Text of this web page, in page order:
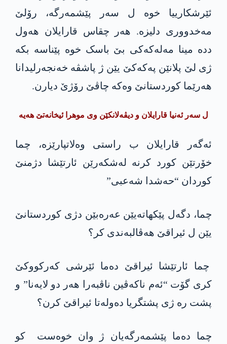
ئێرشکارییا خوە ل سەر پێشمەرگە، رۆلێ
مەخدووری دلیزە. ھەر چقاس قارایلان ھەول
ددە مینا مەلەکەکی بێ باسک خوە پێناسە بکە
ژی لێ پلانێن پەکەکێ یێن ژ پاشڤە خەنجەرلیدانا
ھەرێما کوردستانێ وەکە چاڤێ رۆژێ دیارن.
ل سەر ئەنیا قارایلان و دیڤەلانکێن وی موهرا ئیخانەتێ ھەیە
ئەگەر قارایلان ب راستی وەلاتپارێزە، چما
خۆرتێن کورد کرنە لەشکەرێن ئارتێشا دژمنێ
کوردان “حەشدا شەعبی”
چما، دگەل پێکھاتەیێن عەرەبێن دژی کوردستانێ
یێن ل ئیراقێ ھەڤالبەندی کر؟
چما ئارتێشا ئیراقێ دەما ئێرشی کەرکووکێ
کری گۆت “ئەم ناکەڤین ناڤبەرا ھەر دو لایەنا” و
پشت رە ژی پشتگریا دەولەتا ئیراقێ کرن؟
چما دەما پێشمەرگەیان ژ وان خوەست کو